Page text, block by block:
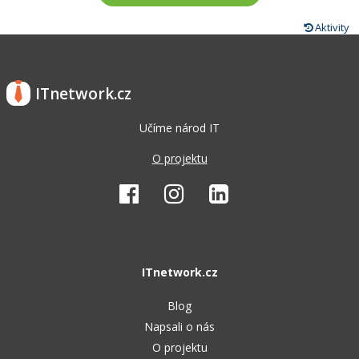
Aktivity
ITnetwork.cz
Učíme národ IT
O projektu
ITnetwork.cz
Blog
Napsali o nás
O projektu